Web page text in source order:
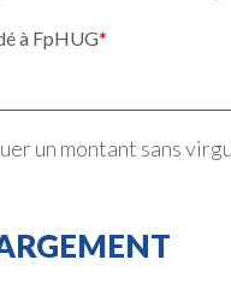
à FpHUG
un montant sans